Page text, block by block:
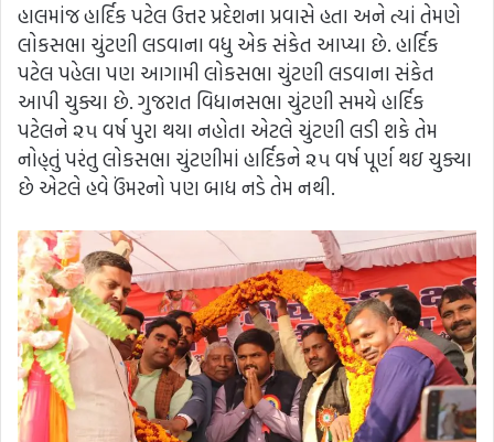
હાલમાંજ હાર્દિક પટેલ ઉત્તર પ્રદેશના પ્રવાસે હતા અને ત્યાં તેમણે
લોકસભા ચુંટણી લડવાના વધુ એક સંકેત આપ્યા છે. હાર્દિક
પટેલ પહેલા પણ આગામી લોકસભા ચુંટણી લડવાના સંકેત
આપી ચુક્યા છે. ગુજરાત વિધાનસભા ચુંટણી સમયે હાર્દિક
પટેલને ૨૫ વર્ષ પુરા થયા નહોતા એટલે ચુંટણી લડી શકે તેમ
નોહ્તું પરંતુ લોકસભા ચુંટણીમાં હાર્દિકને ૨૫ વર્ષ પૂર્ણ થઇ ચુક્યા
છે એટલે હવે ઉંમરનો પણ બાધ નડે તેમ નથી.